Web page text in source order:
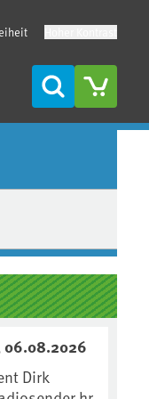
Suche
06.08.2026
Dirk